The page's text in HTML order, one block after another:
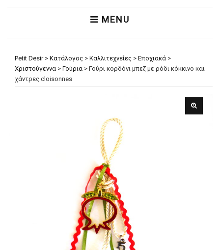
MENU
Petit Desir> Κατάλογος > Καλλιτεχνείες > Εποχιακά >
Χριστούγεννα > Γούρια > Γούρι κορδόνι μπεζ με ρόδι κόκκινο και
χάντρες cloisonnes